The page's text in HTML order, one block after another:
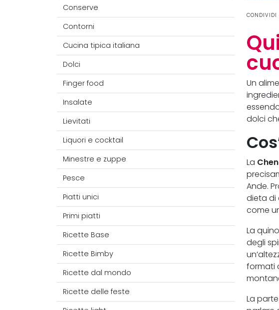
Conserve
Contorni
Cucina tipica italiana
Dolci
Finger food
Insalate
Lievitati
Liquori e cocktail
Minestre e zuppe
Pesce
Piatti unici
Primi piatti
Ricette Base
Ricette Bimby
Ricette dal mondo
Ricette delle feste
CONDIVIDI
Un
dolci
La
Ande.
dieta di
come
La
degli
formati
La